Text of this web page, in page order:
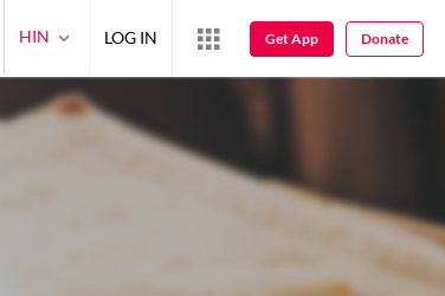
HIN LOG IN Get App Donate